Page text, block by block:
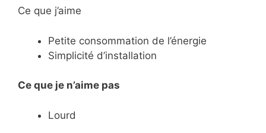
Ce que j’aime
Petite consommation de l’énergie
Simplicité d’installation
Ce que je n’aime pas
Lourd